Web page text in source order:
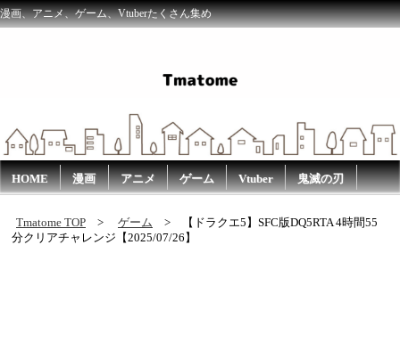
漫画、アニメ、ゲーム、Vtuberたくさん集め
HOME 漫画 アニメ ゲーム Vtuber 鬼滅の刃
Tmatome TOP ゲーム
【ドラクエ5】SFC版DQ5RTA 4時間55
分クリアチャレンジ【2025/07/26】